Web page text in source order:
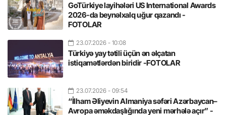
GoTürkiye layihələri US International Awards
2026-da beynəlxalq uğur qazandı -
FOTOLAR
23.07.2026 - 10:08
Türkiyə yay tətili üçün ən əlçatan
istiqamətlərdən biridir -FOTOLAR
23.07.2026 - 09:54
“İlham Əliyevin Almaniya səfəri Azərbaycan–
Avropa əməkdaşlığında yeni mərhələ açır” -